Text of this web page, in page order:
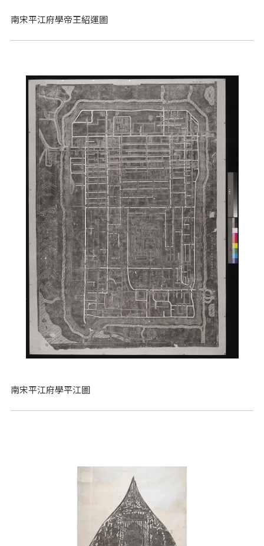
南宋平江府學帝王紹運圖
南宋平江府學平江圖